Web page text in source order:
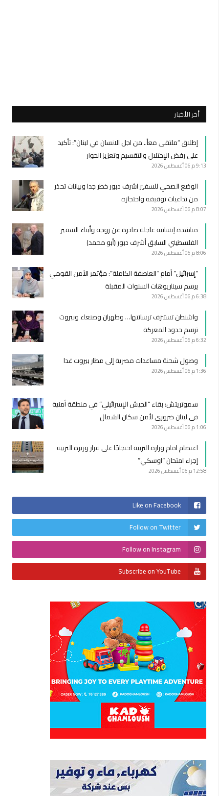
أخر الأخبار
إطلاق “ملتقى معاً.. من اجل الانسان في لبنان”: تأكيد
على رفض الإحتلال والتقسيم وتعزيز الحوار
9:13 م 06 أغسطس 2026
الوضع الصحي للسفير اشرف دبور خطر جدا وبيانات تحذر
من تداعيات توقيفه واحتجازه
8:07 م 06 أغسطس 2026
مناشدة إنسانية عاجلة صادرة عن زوجة وأبناء السفير
الفلسطيني السابق أشرف دبور (أبو محمد)
8:06 م 06 أغسطس 2026
“إسرائيل” أمام “العاصفة الكاملة”: مؤتمر الأمن القومي
يرسم سيناريوهات السنوات المقبلة
6:38 م 06 أغسطس 2026
واشنطن تستنزف ترسانتها… وطهران وصنعاء وبيروت
ترسم حدود المعركة
6:32 م 06 أغسطس 2026
وصول شحنة مساعدات مصرية إلى مطار بيروت غدا
1:36 م 06 أغسطس 2026
سموتريتش: بقاء “الجيش الإسرائيلي” في منطقة أمنية
في لبنان ضروري لأمن سكان الشمال
1:06 م 06 أغسطس 2026
اعتصام امام وزارة التربية احتجاجًا على قرار وزيرة التربية
إجراء امتحان “اوسكي”
12:58 م 06 أغسطس 2026
Like on Facebook
Follow on Twitter
Follow on Instagram
Subscribe on YouTube